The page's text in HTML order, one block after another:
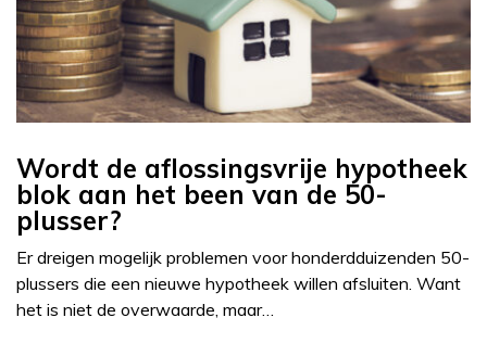
Wordt de aflossingsvrije hypotheek
blok aan het been van de 50-
plusser?
Er dreigen mogelijk problemen voor honderdduizenden 50-
plussers die een nieuwe hypotheek willen afsluiten. Want
het is niet de overwaarde, maar…